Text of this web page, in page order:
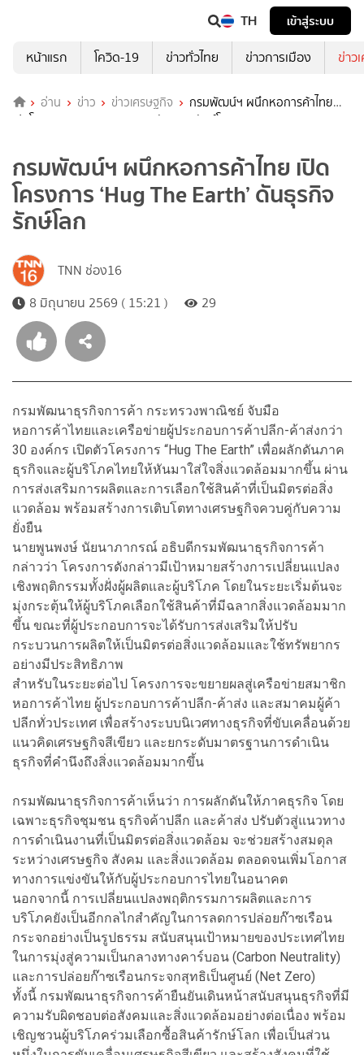
TH
เข้าสู่ระบบ
หน้าแรก
โควิด-19 ข่าวทั่วไทย ข่าวการเมือง ข่าว
อ่าน ข่าว ข่าวเศรษฐกิจ
กรมพัฒน์ฯ ผนึกหอการค้าไทย
เปิดโครงการ ‘Hug The Earth’ ดันธุรกิจรักษ์โลก
กรมพัฒน์ฯ ผนึกหอการค้าไทย เปิด
โครงการ ‘Hug The Earth’ ดันธุรกิจ
รักษ์โลก
TNN ช่อง16
8 มิถุนายน 2569 ( 15:21 )
29
กรมพัฒนาธุรกิจการค้า กระทรวงพาณิชย์ จับมือ
หอการค้าไทยและเครือข่ายผู้ประกอบการค้าปลีก-ค้าส่งกว่า
30 องค์กร เปิดตัวโครงการ “Hug The Earth” เพื่อผลักดันภาค
ธุรกิจและผู้บริโภคไทยให้หันมาใส่ใจสิ่งแวดล้อมมากขึ้น ผ่าน
การส่งเสริมการผลิตและการเลือกใช้สินค้าที่เป็นมิตรต่อสิ่ง
แวดล้อม พร้อมสร้างการเติบโตทางเศรษฐกิจควบคู่กับความ
ยั่งยืน
นายพูนพงษ์ นัยนาภากรณ์ อธิบดีกรมพัฒนาธุรกิจการค้า
กล่าวว่า โครงการดังกล่าวมีเป้าหมายสร้างการเปลี่ยนแปลง
เชิงพฤติกรรมทั้งฝั่งผู้ผลิตและผู้บริโภค โดยในระยะเริ่มต้นจะ
มุ่งกระตุ้นให้ผู้บริโภคเลือกใช้สินค้าที่มีฉลากสิ่งแวดล้อมมาก
ขึ้น ขณะที่ผู้ประกอบการจะได้รับการส่งเสริมให้ปรับ
กระบวนการผลิตให้เป็นมิตรต่อสิ่งแวดล้อมและใช้ทรัพยากร
อย่างมีประสิทธิภาพ
สำหรับในระยะต่อไป โครงการจะขยายผลสู่เครือข่ายสมาชิก
หอการค้าไทย ผู้ประกอบการค้าปลีก-ค้าส่ง และสมาคมผู้ค้า
ปลีกทั่วประเทศ เพื่อสร้างระบบนิเวศทางธุรกิจที่ขับเคลื่อนด้วย
แนวคิดเศรษฐกิจสีเขียว และยกระดับมาตรฐานการดำเนิน
ธุรกิจที่คำนึงถึงสิ่งแวดล้อมมากขึ้น
กรมพัฒนาธุรกิจการค้าเห็นว่า การผลักดันให้ภาคธุรกิจ โดย
เฉพาะธุรกิจชุมชน ธุรกิจค้าปลีก และค้าส่ง ปรับตัวสู่แนวทาง
การดำเนินงานที่เป็นมิตรต่อสิ่งแวดล้อม จะช่วยสร้างสมดุล
ระหว่างเศรษฐกิจ สังคม และสิ่งแวดล้อม ตลอดจนเพิ่มโอกาส
ทางการแข่งขันให้กับผู้ประกอบการไทยในอนาคต
นอกจากนี้ การเปลี่ยนแปลงพฤติกรรมการผลิตและการ
บริโภคยังเป็นอีกกลไกสำคัญในการลดการปล่อยก๊าซเรือน
กระจกอย่างเป็นรูปธรรม สนับสนุนเป้าหมายของประเทศไทย
ในการมุ่งสู่ความเป็นกลางทางคาร์บอน (Carbon Neutrality)
และการปล่อยก๊าซเรือนกระจกสุทธิเป็นศูนย์ (Net Zero)
ทั้งนี้ กรมพัฒนาธุรกิจการค้ายืนยันเดินหน้าสนับสนุนธุรกิจที่มี
ความรับผิดชอบต่อสังคมและสิ่งแวดล้อมอย่างต่อเนื่อง พร้อม
เชิญชวนผู้บริโภคร่วมเลือกซื้อสินค้ารักษ์โลก เพื่อเป็นส่วน